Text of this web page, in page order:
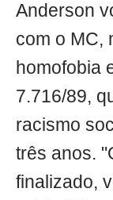
Anderson
com o MC,
homofobia
7.716/89,
racismo
três anos.
finalizado,